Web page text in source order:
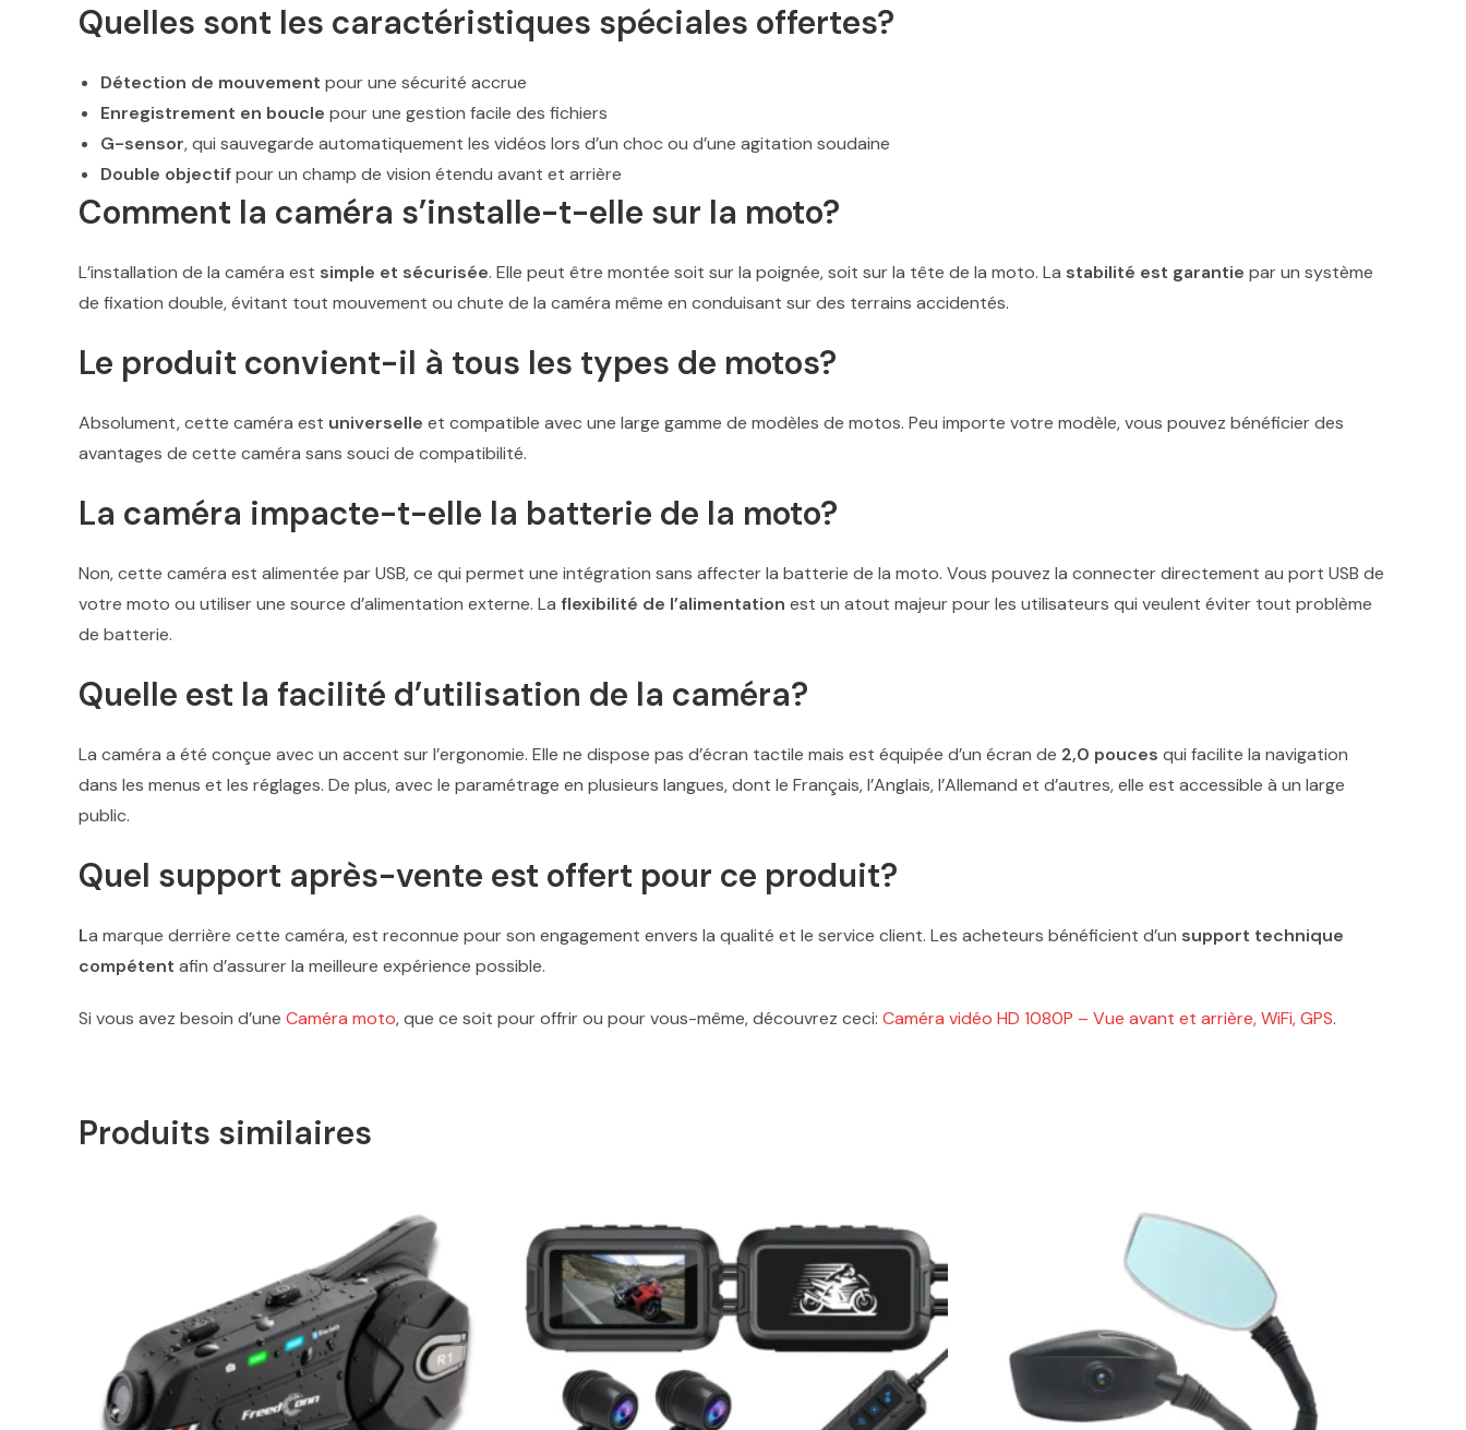
Quelles sont les caractéristiques spéciales offertes?
Détection de mouvement pour une sécurité accrue
Enregistrement en boucle pour une gestion facile des fichiers
G-sensor, qui sauvegarde automatiquement les vidéos lors d’un choc ou d’une agitation soudaine
Double objectifpour un champ de vision étendu avant et arrière
Comment la caméra s’installe-t-elle sur la moto?
L’installation de la caméra est simple et sécurisée. Elle peut être montée soit sur la poignée, soit sur la tête de la moto. La stabilité est garantie par un système
de fixation double, évitant tout mouvement ou chute de la caméra même en conduisant sur des terrains accidentés.
Le produit convient-il à tous les types de motos?
Absolument, cette caméra est universelle et compatible avec une large gamme de modèles de motos. Peu importe votre modèle, vous pouvez bénéficier des
avantages de cette caméra sans souci de compatibilité.
La caméra impacte-t-elle la batterie de la moto?
Non, cette caméra est alimentée par USB, ce qui permet une intégration sans affecter la batterie de la moto. Vous pouvez la connecter directement au port USB de
votre moto ou utiliser une source d’alimentation externe. La flexibilité de l’alimentation est un atout majeur pour les utilisateurs qui veulent éviter tout problème
de batterie.
Quelle est la facilité d’utilisation de la caméra?
La caméra a été conçue avec un accent sur l’ergonomie. Elle ne dispose pas d’écran tactile mais est équipée d’un écran de 2,0 pouces qui facilite la navigation
dans les menus et les réglages. De plus, avec le paramétrage en plusieurs langues, dont le Français, l’Anglais, l’Allemand et d’autres, elle est accessible à un large
public.
Quel support après-vente est offert pour ce produit?
La marque derrière cette caméra, est reconnue pour son engagement envers la qualité et le service client. Les acheteurs bénéficient d’un support technique
compétent afin d’assurer la meilleure expérience possible.
Si vous avez besoin d’une Caméra moto, que ce soit pour offrir ou pour vous-même, découvrez ceci: Caméra vidéo HD 1080P – Vue avant et arrière, WiFi, GPS.
Produits similaires